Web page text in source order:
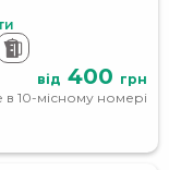
від 400 грн
в 10-місному номері